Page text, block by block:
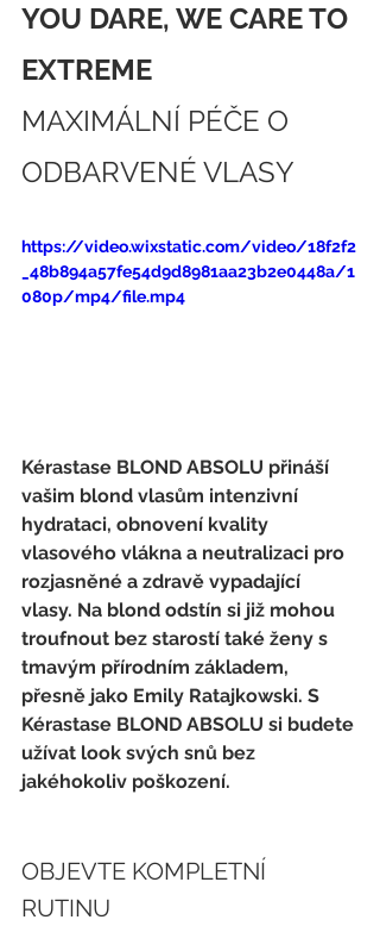
YOU DARE, WE CARE TO
EXTREME
MAXIMÁLNÍ PÉČE O
ODBARVENÉ VLASY
https://video.wixstatic.com/video/18f2f2
_48b894a57fe54d9d8981aa23b2e0448a/1
080p/mp4/file.mp4
Kérastase BLOND ABSOLU přináší
vašim blond vlasům intenzivní
hydrataci, obnovení kvality
vlasového vlákna a neutralizaci pro
rozjasněné a zdravě vypadající
vlasy. Na blond odstín si již mohou
troufnout bez starostí také ženy s
tmavým přírodním základem,
přesně jako Emily Ratajkowski. S
Kérastase BLOND ABSOLU si budete
užívat look svých snů bez
jakéhokoliv poškození.
OBJEVTE KOMPLETNÍ
RUTINU